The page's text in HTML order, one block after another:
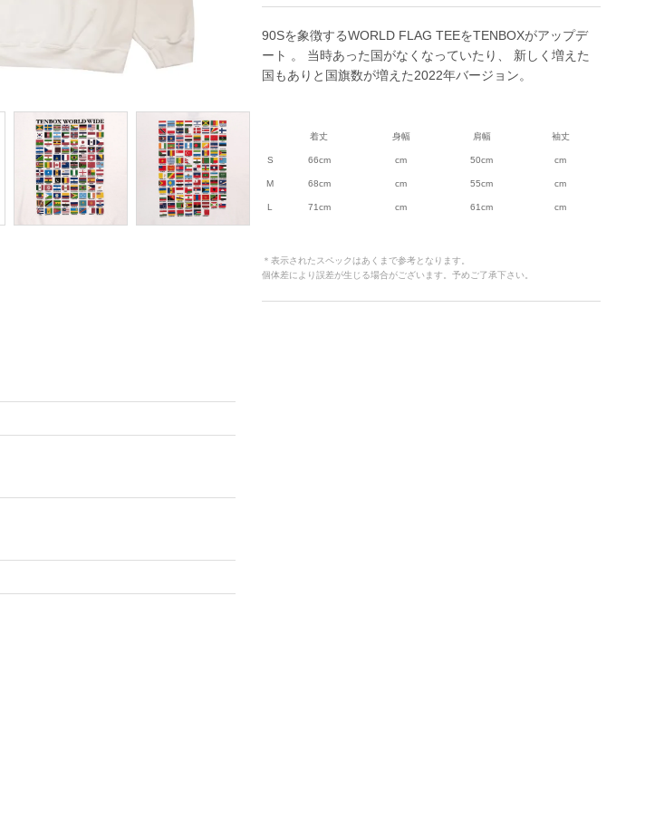
90Sを象徴するWORLD FLAG TEEをTENBOXがアップデ
ート 。 当時あった国がなくなっていたり、 新しく増えた
国もありと国旗数が増えた2022年バージョン。
着丈 身幅 肩幅 袖丈
S 66cm cm 50cm cm
M 68cm cm 55cm cm
L 71cm cm 61cm cm
＊表示されたスペックはあくまで参考となります。
個体差により誤差が生じる場合がございます。予めご了承下さい。